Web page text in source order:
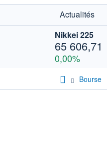
Actualités
Nikkei 225
65 606,71
0,00%
Bourse